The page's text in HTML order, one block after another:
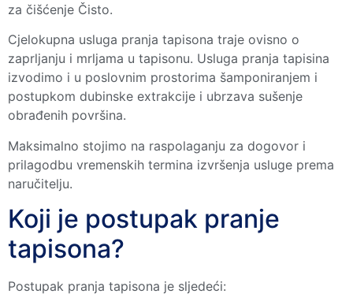
za čišćenje Čisto.
Cjelokupna usluga pranja tapisona traje ovisno o
zaprljanju i mrljama u tapisonu. Usluga pranja tapisina
izvodimo i u poslovnim prostorima šamponiranjem i
postupkom dubinske extrakcije i ubrzava sušenje
obrađenih površina.
Maksimalno stojimo na raspolaganju za dogovor i
prilagodbu vremenskih termina izvršenja usluge prema
naručitelju.
Koji je postupak pranje
tapisona?
Postupak pranja tapisona je sljedeći: